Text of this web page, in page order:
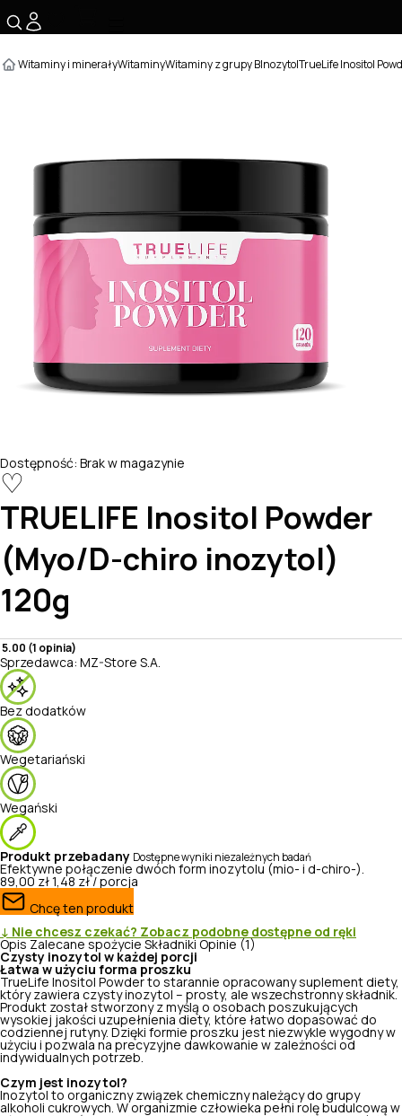
Witaminy i minerałyWitaminyWitaminy z grupy BInozytolTrueLife Inositol
Dostępność: Brak w magazynie
♡
TRUELIFE
Inositol Powder
(Myo/D-chiro inozytol)
120g
5.00 (1 opinia)
Sprzedawca: MZ-Store S.A.
Bez dodatków
Wegetariański
Wegański
Produkt przebadany Dostępne wyniki niezależnych badań
Efektywne połączenie dwóch form inozytolu (mio- i d-chiro-).
89,00 zł 1,48 zł / porcja
Chcę ten produkt
↓ Nie chcesz czekać? Zobacz podobne dostępne od ręki
Opis Zalecane spożycie Składniki Opinie (1)
Czysty inozytol w każdej porcji
Łatwa w użyciu forma proszku
TrueLife Inositol Powder to starannie opracowany suplement diety,
który zawiera czysty inozytol – prosty, ale wszechstronny składnik.
Produkt został stworzony z myślą o osobach poszukujących
wysokiej jakości uzupełnienia diety, które łatwo dopasować do
codziennej rutyny. Dzięki formie proszku jest niezwykle wygodny w
użyciu i pozwala na precyzyjne dawkowanie w zależności od
indywidualnych potrzeb.
Czym jest inozytol?
Inozytol to organiczny związek chemiczny należący do grupy
alkoholi cukrowych. W organizmie człowieka pełni rolę budulcową w